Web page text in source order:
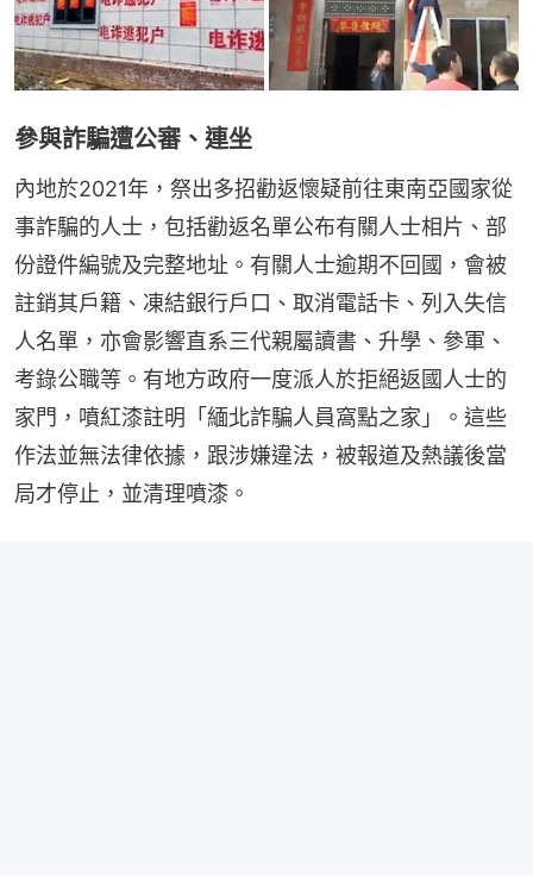
參與詐騙遭公審、連坐
內地於2021年，祭出多招勸返懷疑前往東南亞國家從
事詐騙的人士，包括勸返名單公布有關人士相片、部
份證件編號及完整地址。有關人士逾期不回國，會被
註銷其戶籍、凍結銀行戶口、取消電話卡、列入失信
人名單，亦會影響直系三代親屬讀書、升學、參軍、
考錄公職等。有地方政府一度派人於拒絕返國人士的
家門，噴紅漆註明「緬北詐騙人員窩點之家」。這些
作法並無法律依據，跟涉嫌違法，被報道及熱議後當
局才停止，並清理噴漆。